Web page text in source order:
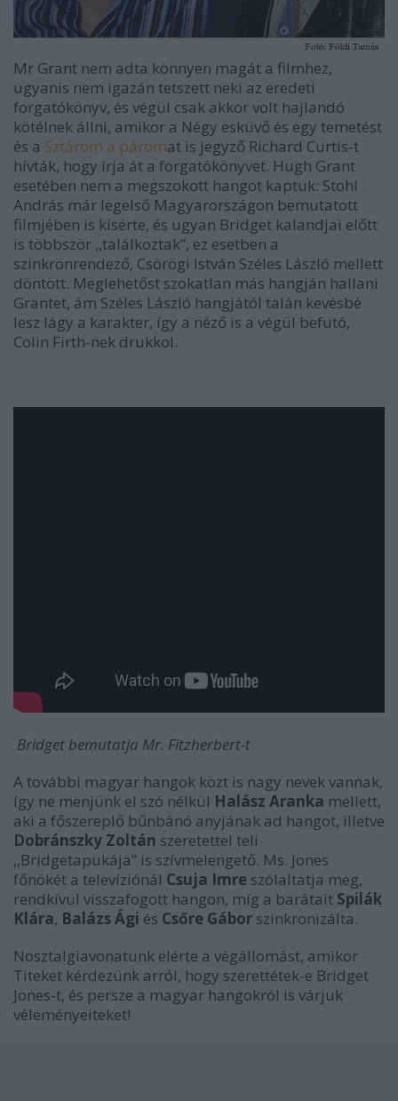
Mr Grant nem adta könnyen magát a filmhez,
ugyanis nem igazán tetszett neki az eredeti
forgatókönyv, és végül csak akkor volt hajlandó
kötélnek állni, amikor a Négy esküvő és egy temetést
és a Sztárom a páromat is jegyző Richard Curtis-t
hívták, hogy írja át a forgatókönyvet. Hugh Grant
esetében nem a megszokott hangot kaptuk: Stohl
András már legelső Magyarországon bemutatott
filmjében is kísérte, és ugyan Bridget kalandjai előtt
is többször ,,találkoztak”, ez esetben a
szinkronrendező, Csörögi István Széles László mellett
döntött. Meglehetőst szokatlan más hangján hallani
Grantet, ám Széles László hangjától talán kevésbé
lesz lágy a karakter, így a néző is a végül befutó,
Colin Firth-nek drukkol.
Bridget bemutatja Mr. Fitzherbert-t
A további magyar hangok közt is nagy nevek vannak,
így ne menjünk el szó nélkül Halász Aranka mellett,
aki a főszereplő bűnbánó anyjának ad hangot, illetve
Dobránszky Zoltán szeretettel teli
,,Bridgetapukája” is szívmelengető. Ms. Jones
főnökét a televíziónál Csuja Imre szólaltatja meg,
rendkívül visszafogott hangon, míg a barátait Spilák
Klára, Balázs Ági és Csőre Gábor szinkronizálta.
Nosztalgiavonatunk elérte a végállomást, amikor
Titeket kérdezünk arról, hogy szerettétek-e Bridget
Jones-t, és persze a magyar hangokról is várjuk
véleményeiteket!